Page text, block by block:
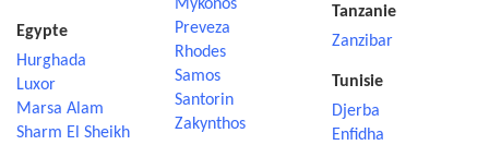
Egypte
Hurghada
Luxor
Marsa Alam
Sharm El Sheikh
Mykonos
Preveza
Rhodes
Samos
Santorin
Zakynthos
Tanzanie
Zanzibar
Tunisie
Djerba
Enfidha